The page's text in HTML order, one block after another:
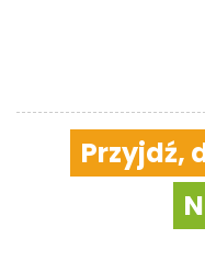
Przyjdź,